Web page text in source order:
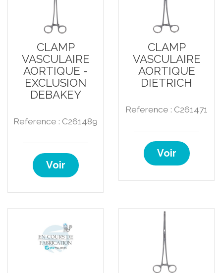
CLAMP
VASCULAIRE
AORTIQUE -
EXCLUSION
DEBAKEY
Reference : C261489
Voir
CLAMP
VASCULAIRE
AORTIQUE
DIETRICH
Reference : C261471
Voir